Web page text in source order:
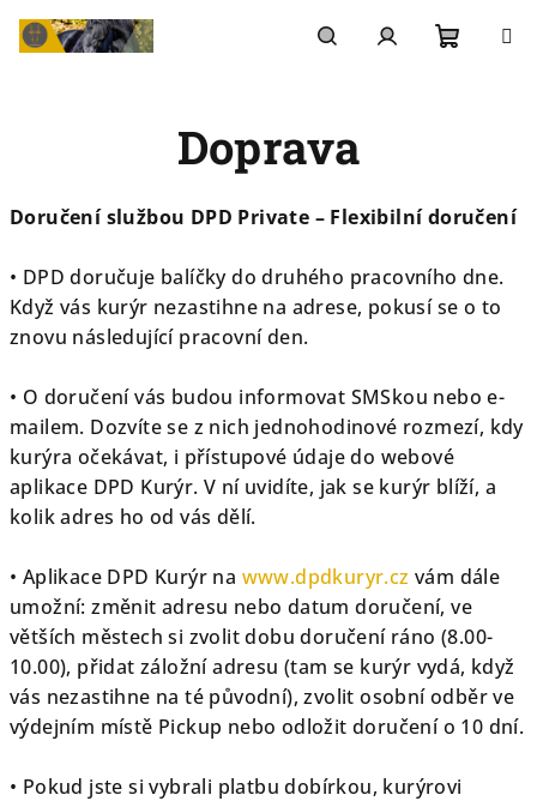
Přejít
na
Doprava
Doručeníslužbou DPD Private – Flexibilní doručení
• DPD doručuje balíčky do druhého pracovního dne.
Když vás kurýr nezastihne na adrese, pokusí se o to
znovu následující pracovní den.
• O doručení vás budou informovat SMSkou nebo e-
mailem. Dozvíte se z nich jednohodinové rozmezí, kdy
kurýra očekávat, i přístupové údaje do webové
aplikace DPD Kurýr. V ní uvidíte, jak se kurýr blíží, a
kolik adres ho od vás dělí.
• Aplikace DPD Kurýr na www.dpdkuryr.cz vám dále
umožní: změnit adresu nebo datum doručení,ve
větších městech si zvolitdobu doručení ráno (8.00-
10.00), přidat záložní adresu (tam se kurýr vydá, když
vás nezastihne na té původní),zvolit osobní odběr ve
výdejním místě Pickup nebo odložit doručení o 10 dní.
• Pokud jste si vybrali platbu dobírkou, kurýrovi